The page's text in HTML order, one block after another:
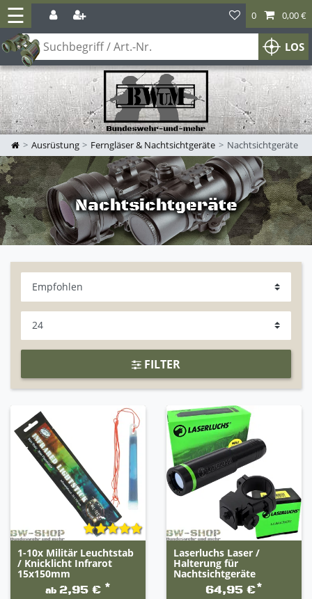
☰
LOS
0 0,00 €
Ausrüstung Ferngläser & Nachtsichtgeräte Nachtsichtgeräte
Nachtsichtgeräte
FILTER
1-10x Militär Leuchtstab
/ Knicklicht Infrarot
15x150mm
ab 2,95 € *
Laserluchs Laser /
Halterung für
Nachtsichtgeräte
64,95 €*